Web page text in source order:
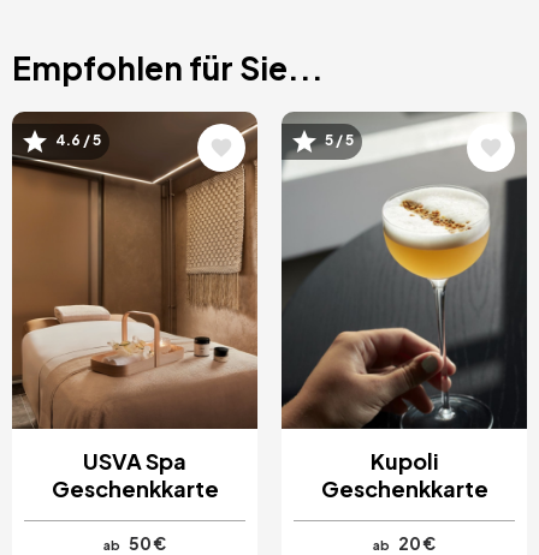
Empfohlen für Sie...
Bild4.6 / 5
USVA Spa
Geschenkkarte
ab
50 €
Bild5 / 5
Kupoli
Geschenkkarte
ab
20 €